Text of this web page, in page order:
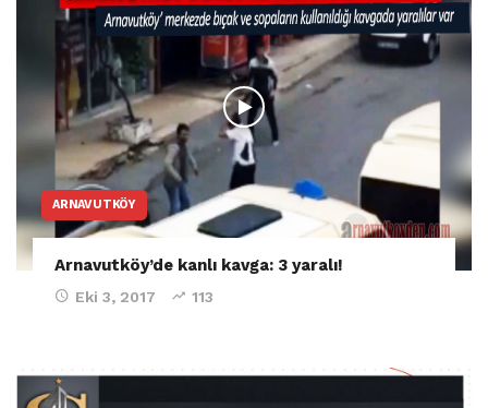
ARNAVUTKÖY
Arnavutköy’de kanlı kavga: 3 yaralı!
Eki 3, 2017 113